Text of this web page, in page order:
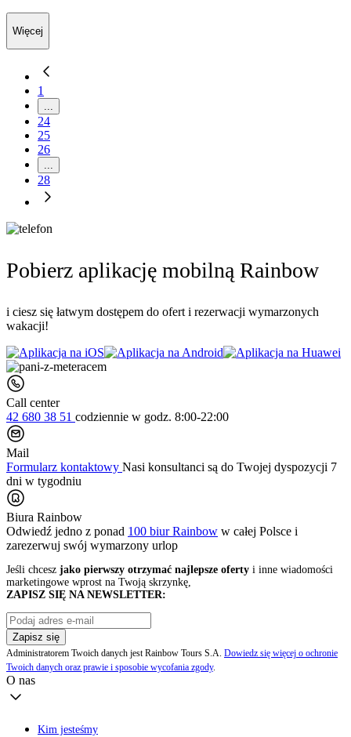
Więcej
1
...
24
25
26
...
28
Pobierz aplikację mobilną Rainbow
i ciesz się łatwym dostępem do ofert i rezerwacji wymarzonych
wakacji!
Call center
42 680 38 51 codziennie w godz. 8:00-22:00
Mail
Formularz kontaktowy Nasi konsultanci są do Twojej dyspozycji 7
dni w tygodniu
Biura Rainbow
Odwiedź jedno z ponad 100 biur Rainbow w całej Polsce i
zarezerwuj swój wymarzony urlop
Jeśli chcesz jako pierwszy otrzymać najlepsze oferty i inne wiadomości
marketingowe wprost na Twoją skrzynkę,
ZAPISZ SIĘ NA NEWSLETTER:
Zapisz się
Administratorem Twoich danych jest Rainbow Tours S.A. Dowiedz się więcej o ochronie
Twoich danych oraz prawie i sposobie wycofania zgody.
O nas
Kim jesteśmy